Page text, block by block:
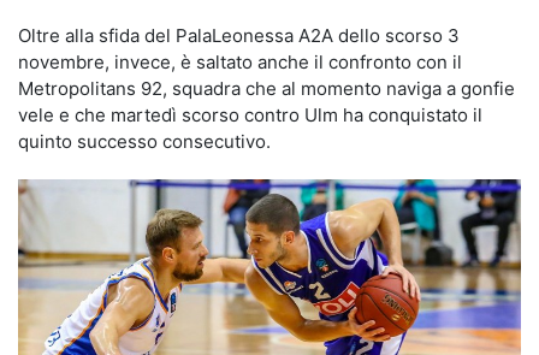
Oltre alla sfida del PalaLeonessa A2A dello scorso 3
novembre, invece, è saltato anche il confronto con il
Metropolitans 92, squadra che al momento naviga a gonfie
vele e che martedì scorso contro Ulm ha conquistato il
quinto successo consecutivo.